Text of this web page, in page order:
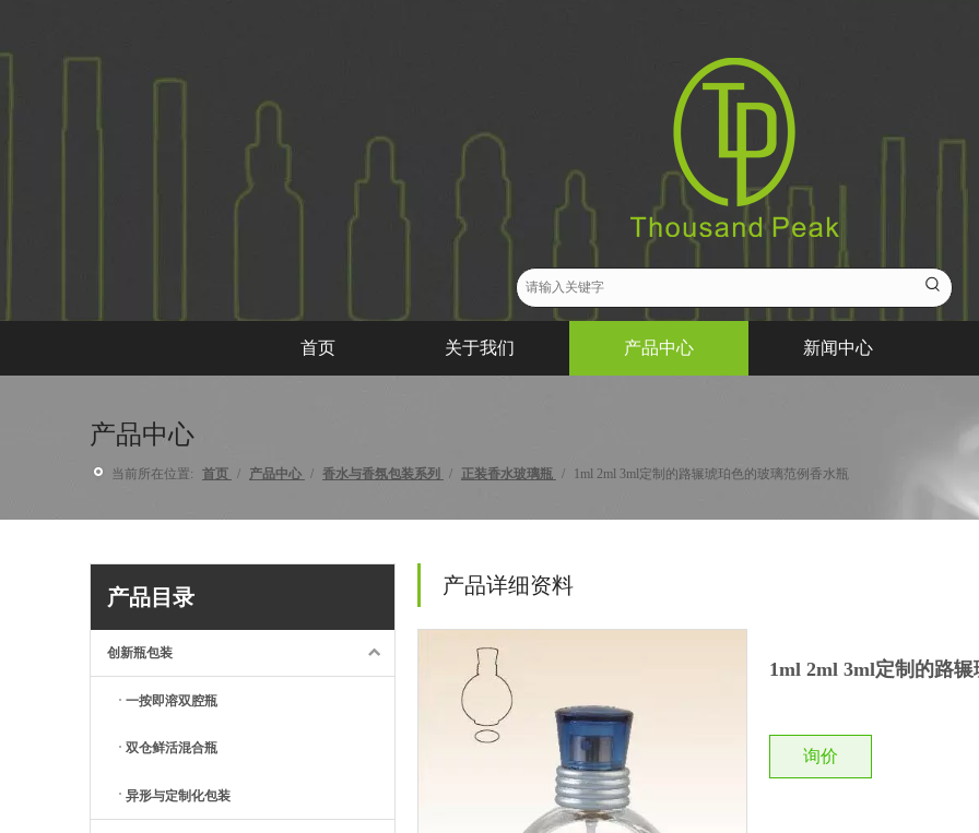
首页 关于我们 产品中心 新闻中心
产品中心
当前所在位置: 首页 / 产品中心 / 香水与香氛包装系列 / 正装香水玻璃瓶 / 1ml 2ml 3ml定制的路辗琥珀色的玻璃范例香水瓶
产品目录
创新瓶包装
一按即溶双腔瓶
双仓鲜活混合瓶
异形与定制化包装
产品详细资料
1ml 2ml 3ml定制的路
询价